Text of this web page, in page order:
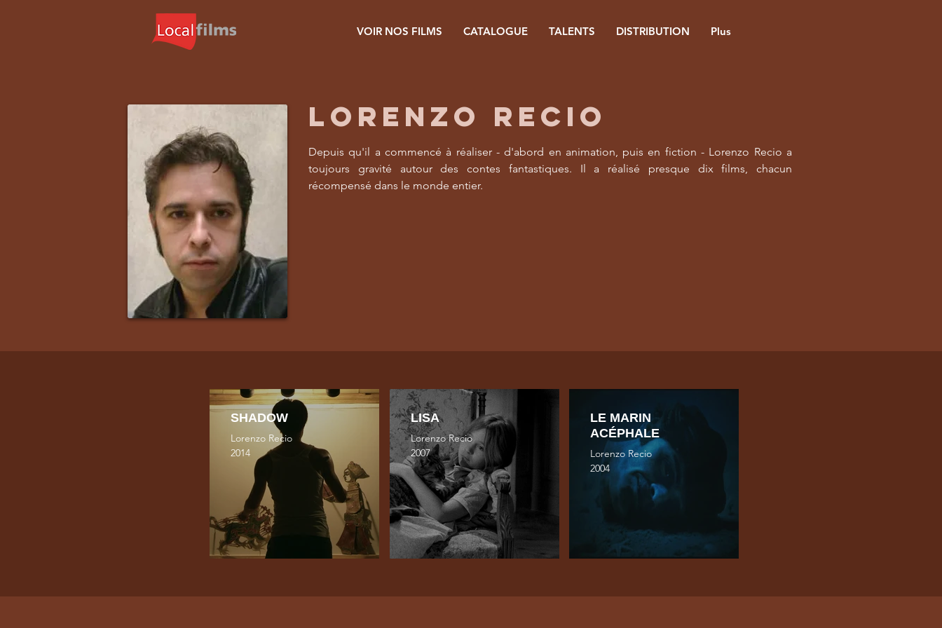
VOIR NOS FILMS CATALOGUE TALENTS DISTRIBUTION Plus
LORENZO RECIO
Depuis qu'il a commencé à réaliser - d'abord en animation, puis en fiction - Lorenzo Recio a
toujours gravité autour des contes fantastiques. Il a réalisé presque dix films, chacun
récompensé dans le monde entier.
SHADOW
Lorenzo Recio
2014
LISA
Lorenzo Recio
2007
LE MARIN
ACÉPHALE
Lorenzo Recio
2004